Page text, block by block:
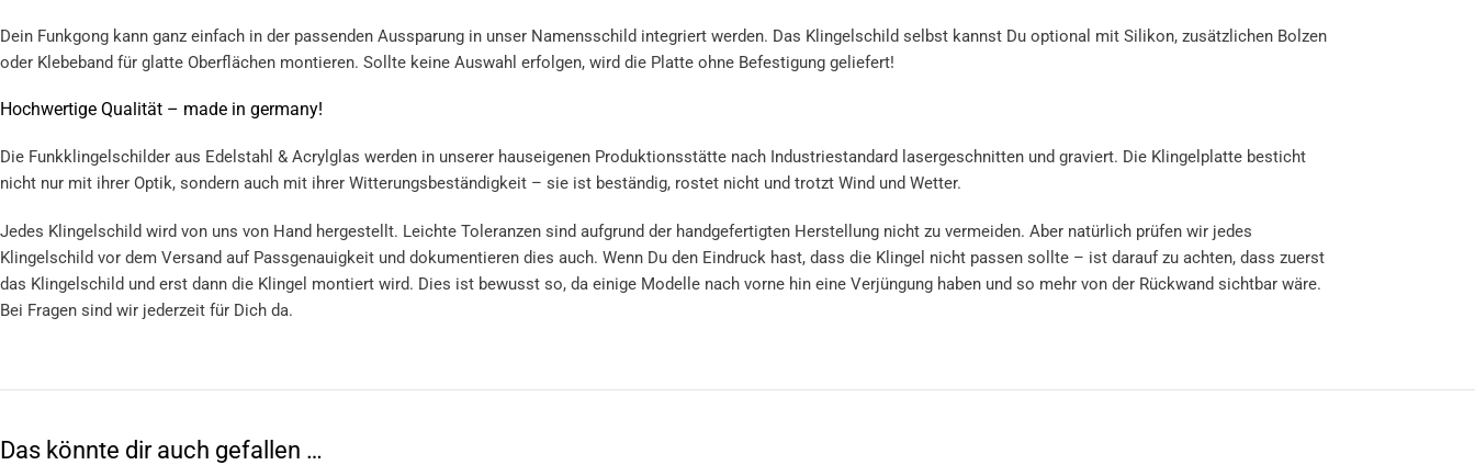
Dein Funkgong kann ganz einfach in der passenden Aussparung in unser Namensschild integriert werden. Das Klingelschild selbst kannst Du optional mit Silikon, zusätzlichen Bolzen
oder Klebeband für glatte Oberflächen montieren. Sollte keine Auswahl erfolgen, wird die Platte ohne Befestigung geliefert!
Hochwertige Qualität – made in germany!
Die Funkklingelschilder aus Edelstahl & Acrylglas werden in unserer hauseigenen Produktionsstätte nach Industriestandard lasergeschnitten und graviert. Die Klingelplatte besticht
nicht nur mit ihrer Optik, sondern auch mit ihrer Witterungsbeständigkeit – sie ist beständig, rostet nicht und trotzt Wind und Wetter.
Jedes Klingelschild wird von uns von Hand hergestellt. Leichte Toleranzen sind aufgrund der handgefertigten Herstellung nicht zu vermeiden. Aber natürlich prüfen wir jedes
Klingelschild vor dem Versand auf Passgenauigkeit und dokumentieren dies auch. Wenn Du den Eindruck hast, dass die Klingel nicht passen sollte – ist darauf zu achten, dass zuerst
das Klingelschild und erst dann die Klingel montiert wird. Dies ist bewusst so, da einige Modelle nach vorne hin eine Verjüngung haben und so mehr von der Rückwand sichtbar wäre.
Bei Fragen sind wir jederzeit für Dich da.
Das könnte dir auch gefallen …